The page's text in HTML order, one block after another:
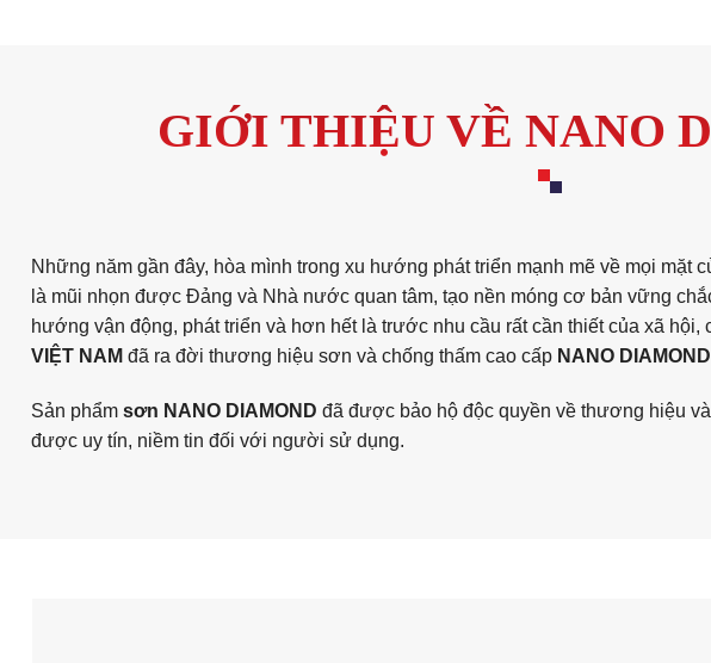
GIỚI THIỆU VỀ NANO
Những năm gần đây, hòa mình trong xu hướng phát triển mạnh mẽ về mọi mặt
là mũi nhọn được Đảng và Nhà nước quan tâm, tạo nền móng cơ bản vững
hướng vận động, phát triển và hơn hết là trước nhu cầu rất cần thiết của xã hội,
VIỆT NAM đã ra đời thương hiệu sơn và chống thấm cao cấp NANO DIAMOND
Sản phẩm sơn NANO DIAMOND đã được bảo hộ độc quyền về thương hiệu
được uy tín, niềm tin đối với người sử dụng.